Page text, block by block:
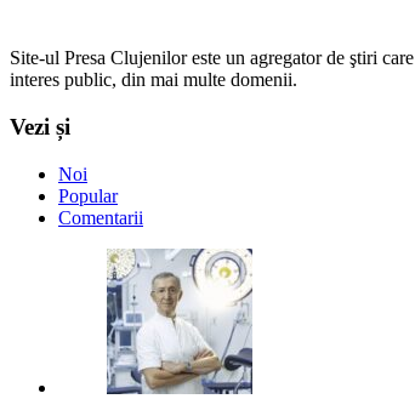
Site-ul Presa Clujenilor este un agregator de ştiri
interes public, din mai multe domenii.
Vezi și
Noi
Popular
Comentarii